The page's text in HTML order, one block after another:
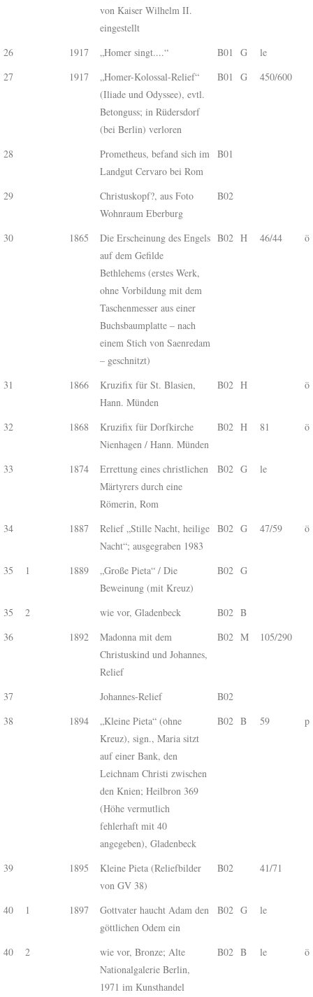
von Kaiser Wilhelm II.
eingestellt
26 1917 „Homer singt....“ B01 G
le
27
1917
„Homer-Kolossal-Relief“
(Iliade und Odyssee), evtl.
Betonguss; in Rüdersdorf
(bei Berlin) verloren
B01 G 450/600
28
Prometheus, befand sich im
Landgut Cervaro bei Rom
B01
29
Christuskopf?, aus Foto
Wohnraum Eberburg
B02
30 1865
Die Erscheinung des Engels
auf dem Gefilde
Bethlehems (erstes Werk,
ohne Vorbildung mit dem
Taschenmesser aus einer
Buchsbaumplatte – nach
einem Stich von Saenredam
– geschnitzt)
B02 H 46/44 ö
31 1866
Kruzifix für St. Blasien,
Hann. Münden
B02 H ö
32 1868
Kruzifix für Dorfkirche
Nienhagen / Hann. Münden
B02 H 81 ö
33 1874
Errettung eines christlichen
Märtyrers durch eine
Römerin, Rom
B02 G le
34 1887
Relief „Stille Nacht, heilige
Nacht“; ausgegraben 1983
B02 G 47/59 ö
35 1 1889
„Große Pieta“ / Die
Beweinung (mit Kreuz)
B02 G
35 2 wie vor, Gladenbeck B02 B
36
1892
Madonna mit dem
Christuskind und Johannes,
Relief
B02 M 105/290
37 Johannes-Relief
B02
38
1894
„Kleine Pieta“ (ohne
Kreuz), sign., Maria sitzt
auf einer Bank, den
Leichnam Christi zwischen
den Knien; Heilbron 369
(Höhe vermutlich
fehlerhaft mit 40
angegeben), Gladenbeck
B02 B 59 p
39 1895
Kleine Pieta (Reliefbilder
von GV 38)
B02 41/71
40 1 1897
Gottvater haucht Adam den
göttlichen Odem ein
B02 G le
40 2
wie vor, Bronze; Alte
Nationalgalerie Berlin,
1971 im Kunsthandel
B02 B le ö